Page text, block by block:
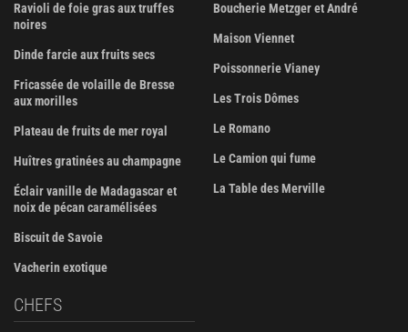
Ravioli de foie gras aux truffes
noires
Dinde farcie aux fruits secs
Fricassée de volaille de Bresse
aux morilles
Plateau de fruits de mer royal
Huîtres gratinées au champagne
Éclair vanille de Madagascar et
noix de pécan caramélisées
Biscuit de Savoie
Vacherin exotique
Boucherie Metzger et André
Maison Viennet
Poissonnerie Vianey
Les Trois Dômes
Le Romano
Le Camion qui fume
La Table des Merville
CHEFS